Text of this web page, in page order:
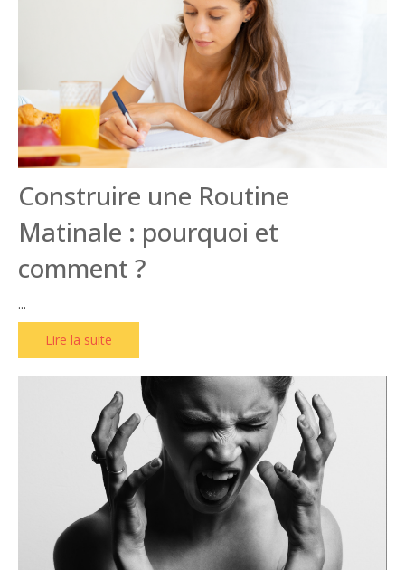
Construire une Routine
Matinale : pourquoi et
comment ?
...
Lire la suite